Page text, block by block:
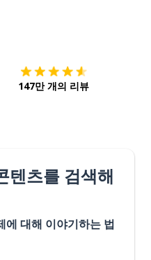
147만 개의 리뷰
텐츠를 검색해
에 대해 이야기하는 법